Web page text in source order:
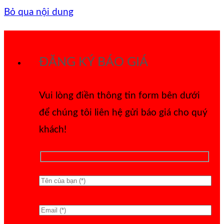
Bỏ qua nội dung
ĐĂNG KÝ BÁO GIÁ
Vui lòng điền thông tin form bên dưới
để chúng tôi liên hệ gửi báo giá cho quý
khách!